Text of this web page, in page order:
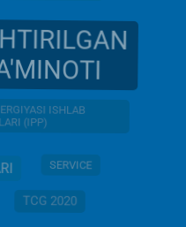
ISHLAB
(IPP)
SERVICE
TCG 2020